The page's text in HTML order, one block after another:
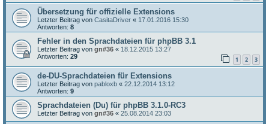
Übersetzung für offizielle Extensions
Letzter Beitrag von CasitaDriver « 17.01.2016 15:30
Antworten: 8
Fehler in den Sprachdateien für phpBB 3.1
Letzter Beitrag von gn#36 « 18.12.2015 13:27
Antworten: 29 1 2 3
de-DU-Sprachdateien für Extensions
Letzter Beitrag von pabloxb « 22.12.2014 13:12
Antworten: 9
Sprachdateien (Du) für phpBB 3.1.0-RC3
Letzter Beitrag von gn#36 « 25.08.2014 23:03